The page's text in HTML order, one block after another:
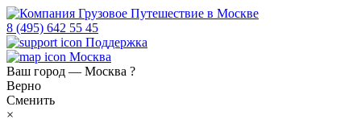
8 (495) 642 55 45
Поддержка
Москва
Ваш город — Москва ?
Верно
Сменить
×